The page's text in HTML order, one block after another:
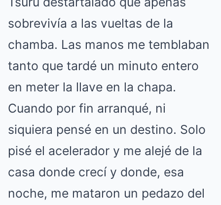
sobrevivía a las vueltas de la
chamba. Las manos me temblaban
tanto que tardé un minuto entero
en meter la llave en la chapa.
Cuando por fin arranqué, ni
siquiera pensé en un destino. Solo
pisé el acelerador y me alejé de la
casa donde crecí y donde, esa
noche, me mataron un pedazo del